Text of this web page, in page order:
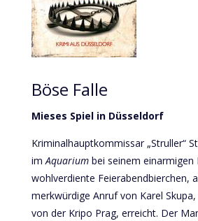
Böse Falle
Mieses Spiel in Düsseldorf
Kriminalhauptkommissar „Struller“
im Aquarium bei seinem einarmigen
wohlverdiente Feierabendbierchen,
merkwürdige Anruf von Karel
von der Kripo Prag, erreicht. Der